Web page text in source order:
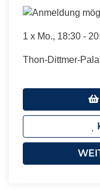
1 x Mo., 18:30 -
Thon-Dittmer-